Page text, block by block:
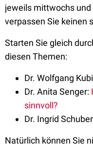
jeweils mittwochs
verpassen Sie keinen
Starten Sie gleich
diesen Themen:
Dr. Wolfgang
Dr. Anita Senger:
sinnvoll?
Dr. Ingrid
Natürlich können Sie